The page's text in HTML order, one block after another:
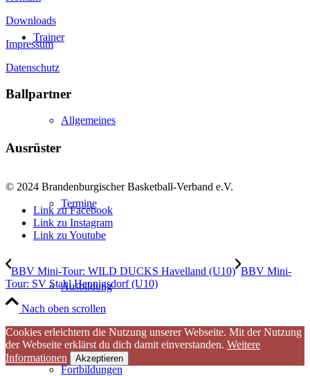
Trainer
Allgemeines
Termine
Ausbildung
Fortbildungen
Downloads
Impressum
Datenschutz
Ballpartner
Ausrüster
© 2024 Brandenburgischer Basketball-Verband e.V.
Link zu Facebook
Link zu Instagram
Link zu Youtube
BBV Mini-Tour: WILD DUCKS Havelland (U10) BBV Mini-
Tour: SV Stahl Hennigsdorf (U10)
Nach oben scrollen
Cookies erleichtern die Nutzung unserer Webseite. Mit der Nutzung
der Webseite erklärst du dich damit einverstanden. Weitere
Informationen
Akzeptieren